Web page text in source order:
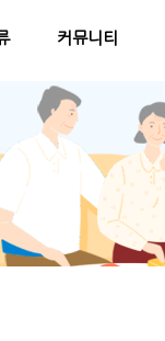
커뮤니티